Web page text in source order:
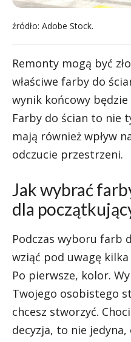
źródło: Adobe Stock.
Remonty mogą być
właściwe farby do
wynik końcowy będzie
Farby do ścian to nie
mają również wpływ
odczucie przestrzeni.
Jak wybrać
dla
Podczas wyboru farb
wziąć pod uwagę
Po pierwsze, kolor.
Twojego osobistego
chcesz stworzyć.
decyzja, to nie